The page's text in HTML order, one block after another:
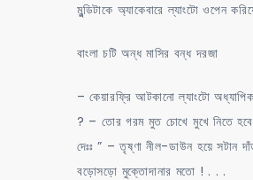
মুন্ডিটাকে অ্যাকেবারে ল্যাংটো ওপেন
বাংলা চটি অন্ধ মাসির বন্ধ দরজা
– কেয়ারফ্রি আটকানো ল্যাংটো
? – তোর গরম মুত চোখে মুখে নিতে হবে
দেঃঃ ” – তৃষ্ণা নীল-ডাউন হয়ে সটান
বড়োসড়ো মুক্তোদানার মতো ! . . .